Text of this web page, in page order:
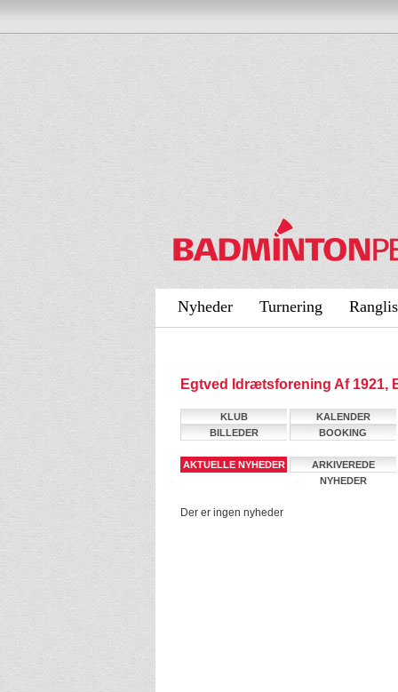
Nyheder Turnering
Egtved Idrætsforening Af 1921,
KLUB
KALENDER
BILLEDER
BOOKING
AKTUELLE NYHEDER
ARKIVEREDE
NYHEDER
Der er ingen nyheder